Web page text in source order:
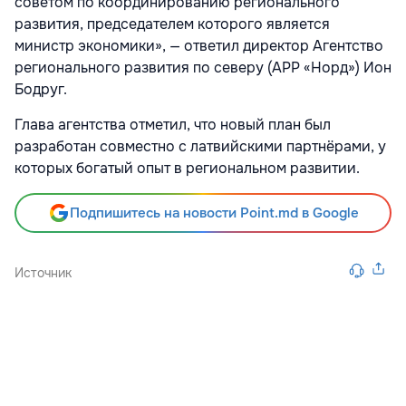
развития, председателем которого является
министр экономики», — ответил директор Агентство
регионального развития по северу (АРР «Норд») Ион
Бодруг.
Глава агентства отметил, что новый план был
разработан совместно с латвийскими партнёрами, у
которых богатый опыт в региональном развитии.
Подпишитесь на новости Point.md в Google
Источник